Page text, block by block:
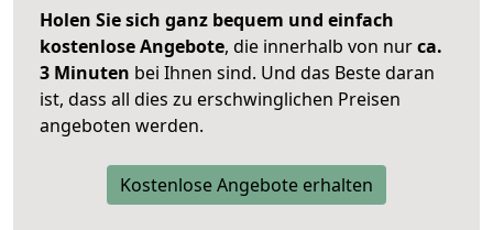
Holen Sie sich ganz bequem und einfach
kostenlose Angebote, die innerhalb von nurca.
3 Minuten bei Ihnen sind. Und das Beste daran
ist, dass all dies zu erschwinglichen Preisen
angeboten werden.
Kostenlose Angebote erhalten